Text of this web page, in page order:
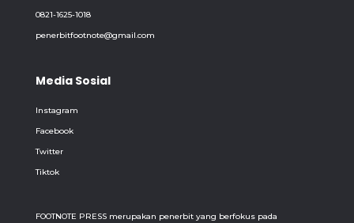
0821-1625-1018
penerbitfootnote@gmail.com
Media Sosial
Instagram
Facebook
Twitter
Tiktok
FOOTNOTE PRESS merupakan penerbit yang berfokus pada